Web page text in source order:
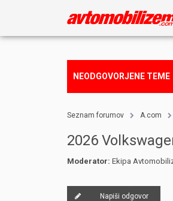
NEODGOVORJENE TEME
Seznam forumov A.com
2026
Moderator: Ekipa
Napiši odgovor